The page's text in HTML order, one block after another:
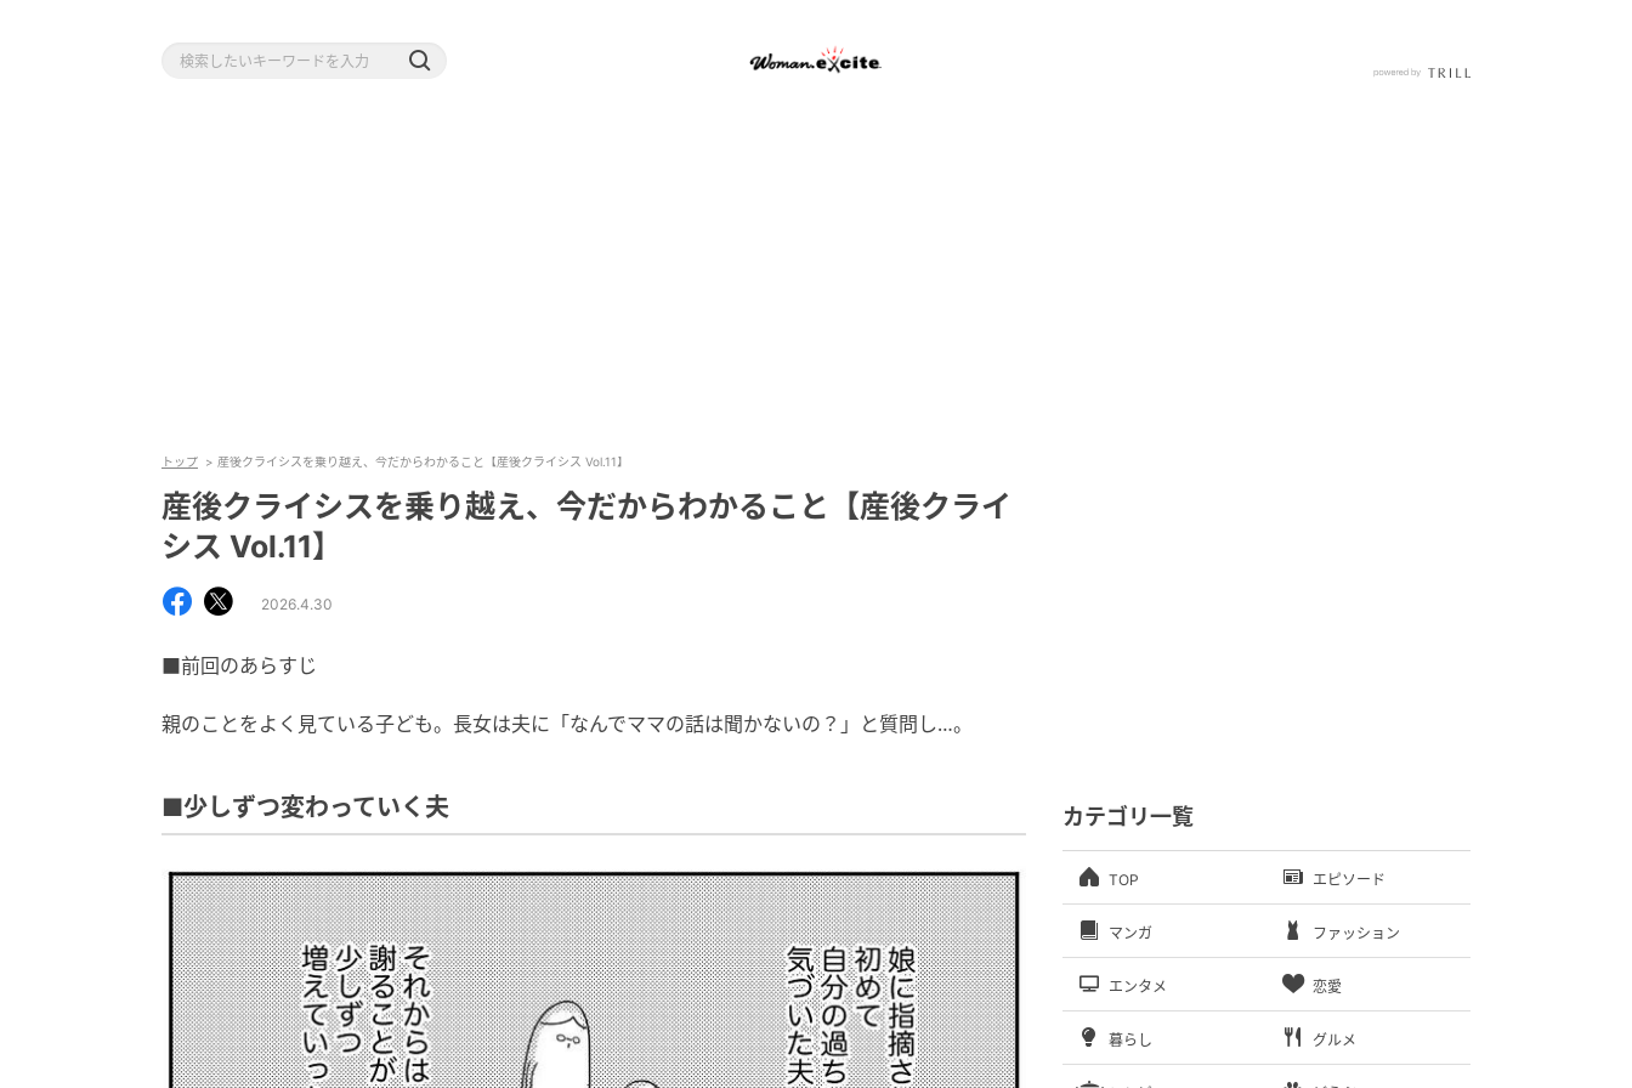
トップ 産後クライシスを乗り越え、今だからわかること【産後クライシス Vol.11】
産後クライシスを乗り越え、今だからわかること【産後クライ
シス Vol.11】
2026.4.30
■前回のあらすじ
親のことをよく見ている子ども。長女は夫に「なんでママの話は聞かないの？」と質問し…。
■少しずつ変わっていく夫 カテゴリ一覧
TOP エピソード
マンガ ファッション
エンタメ 恋愛
暮らし グルメ